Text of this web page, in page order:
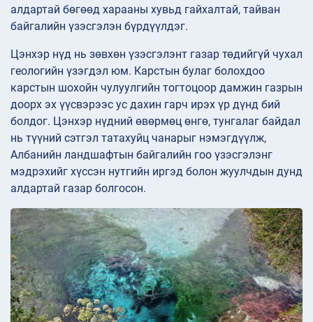
алдартай бөгөөд харааны хувьд гайхалтай, тайван
байгалийн үзэсгэлэн бүрдүүлдэг.
Цэнхэр нүд нь зөвхөн үзэсгэлэнт газар төдийгүй чухал
геологийн үзэгдэл юм. Карстын булаг болохдоо
карстын шохойн чулуулгийн тогтоцоор дамжин газрын
доорх эх үүсвэрээс ус дахин гарч ирэх үр дүнд бий
болдог. Цэнхэр нүдний өвөрмөц өнгө, тунгалаг байдал
нь түүний сэтгэл татахуйц чанарыг нэмэгдүүлж,
Албанийн ландшафтын байгалийн гоо үзэсгэлэнг
мэдрэхийг хүссэн нутгийн иргэд болон жуулчдын дунд
алдартай газар болгосон.